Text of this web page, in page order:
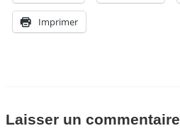
Imprimer
Laisser un commentaire